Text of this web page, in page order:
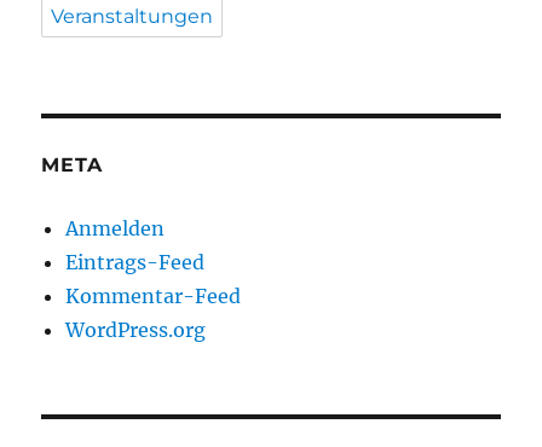
Veranstaltungen
META
Anmelden
Eintrags-Feed
Kommentar-Feed
WordPress.org